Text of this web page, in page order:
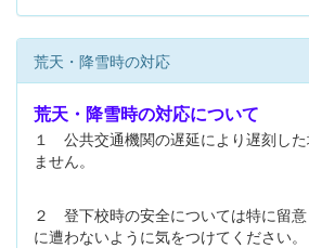
荒天・降雪時の対応
荒天・降雪時の対応について
１ 公共交通機関の遅延により遅刻し
ません。
２ 登下校時の安全については特に留
に遭わないように気をつけてください。